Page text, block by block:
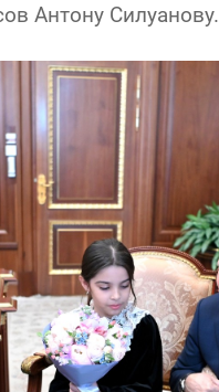
Антону Силуанову.